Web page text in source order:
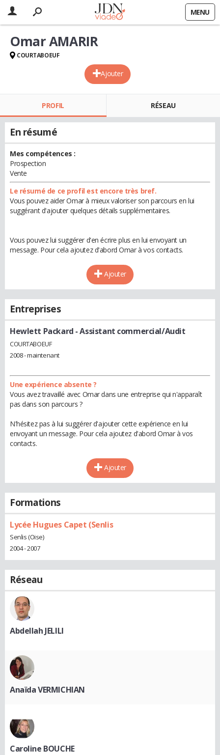
MENU
Ajouter
Omar AMARIR
COURTABOEUF
PROFIL RÉSEAU
En résumé
Mes compétences :
Prospection
Vente
Le résumé de ce profil est encore très bref.
Vous pouvez aider Omar à mieux valoriser son parcours en lui
suggérant d'ajouter quelques détails supplémentaires.
Vous pouvez lui suggérer d'en écrire plus en lui envoyant un
message. Pour cela ajoutez d'abord Omar à vos contacts.
Ajouter
Entreprises
Hewlett Packard - Assistant commercial/Audit
COURTABOEUF
2008 - maintenant
Une expérience absente ?
Vous avez travaillé avec Omar dans une entreprise qui n'apparaît
pas dans son parcours ?
N'hésitez pas à lui suggérer d'ajouter cette expérience en lui
envoyant un message. Pour cela ajoutez d'abord Omar à vos
contacts.
Ajouter
Formations
Lycée Hugues Capet (Senlis
Senlis (Oise)
2004 - 2007
Réseau
Abdellah JELILI
Anaïda VERMICHIAN
Caroline BOUCHE